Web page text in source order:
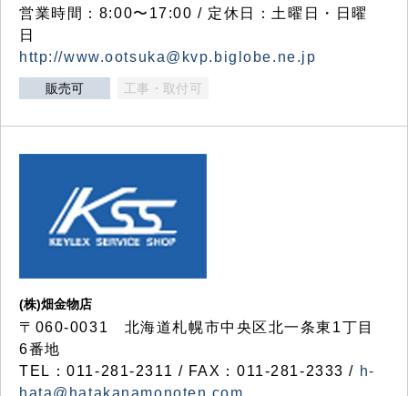
営業時間：8:00〜17:00 / 定休日：土曜日・日曜
日
http://www.ootsuka@kvp.biglobe.ne.jp
販売可 工事・取付可
(株)畑金物店
〒060-0031 北海道札幌市中央区北一条東1丁目
6番地
TEL：011-281-2311 / FAX：011-281-2333 / h-
hata@hatakanamonoten.com